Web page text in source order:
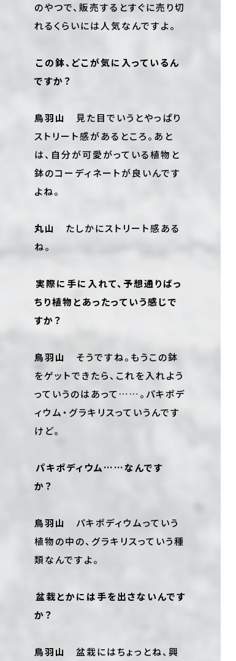
のやつで、販売するとすぐに売り切
れるくらいには人気なんですよ。
――この鉢、どこが気に入っているん
ですか？
鳥羽山 見た目でいうとやっぱり
ストリート感があるところ。あと
は、自分が可愛がっている植物と
鉢のコーディネートが良いんです
よね。
丸山
たしかにストリート感ある
ね。
――実際に手に入れて、予想通りばっ
ちり植物とあったっていう感じで
すか？
鳥羽山 そうですね。もうこの鉢
をゲットできたら、これを入れよう
っていうのはあって……。パキポデ
ィウム・グラキリスっていうんです
けど。
――パキポディウム……なんです
か？
鳥羽山 パキポディウムっていう
植物の中の、グラキリスっていう種
類なんですよ。
――盆栽とかには手を出さないんです
か？
鳥羽山 盆栽にはちょっとね、興